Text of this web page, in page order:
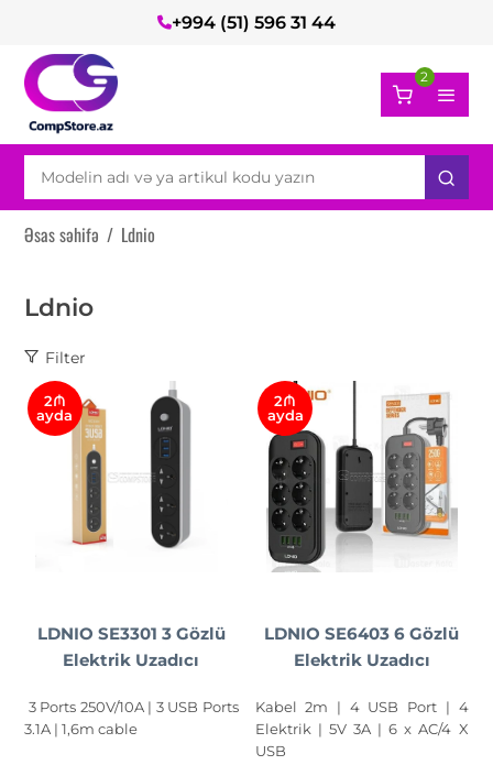
+994 (51) 596 31 44
2
Əsas səhifə / Ldnio
Ldnio
Filter
2₼
ayda
LDNIO SE3301 3 Gözlü
Elektrik Uzadıcı
3 Ports 250V/10A | 3 USB Ports
3.1A | 1,6m cable
2₼
ayda
LDNIO SE6403 6 Gözlü
Elektrik Uzadıcı
Kabel 2m | 4 USB Port | 4
Elektrik | 5V 3A | 6 x AC/4 X
USB